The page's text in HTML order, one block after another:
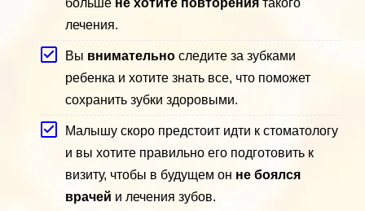
лечения.
Вы внимательноследите за зубками
ребенка и хотите знать все, что поможет
сохранить зубки здоровыми.
Малышу скоро предстоит идти к стоматологу
и вы хотите правильно его подготовить к
визиту, чтобы в будущем он не боялся
врачей и лечения зубов.